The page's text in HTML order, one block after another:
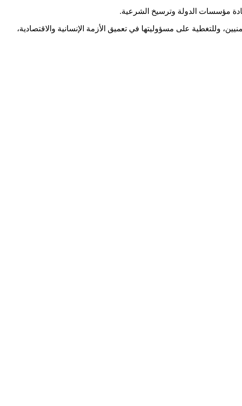
مؤسسات الدولة وترسيخ الشرعية.
وللتغطية على مسؤوليتها في تعميق الأزمة الإنسانية والاقتصادية،